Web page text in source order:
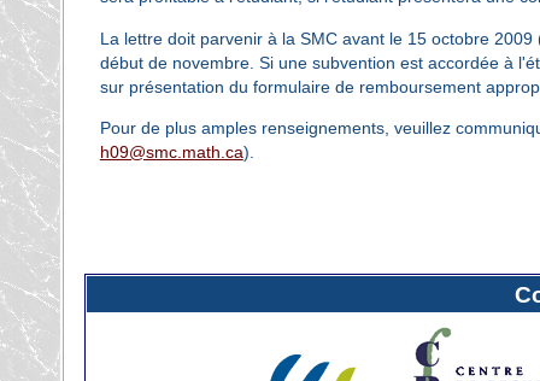
La lettre doit parvenir à la SMC avant le 15 octobre 2009
début de novembre. Si une subvention est accordée à
sur présentation du formulaire de remboursement
Pour de plus amples renseignements, veuillez
h09@smc.math.ca).